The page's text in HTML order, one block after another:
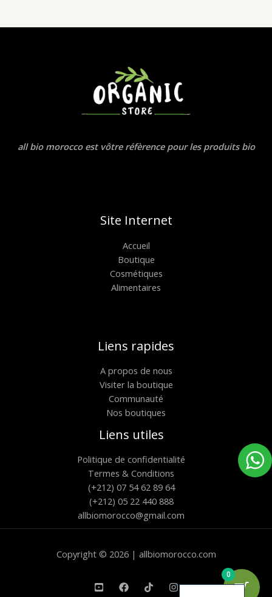
all bio morocco est vôtre réfèrence pour les produits bio
Site Internet
Accueil
Boutique
Cosmétiques
Alimentaires
Liens rapides
A propos de nous
Visiter la boutique
Communauté
Nos boutiques
Liens utiles
Politique de confidentialité
Termes & Conditions
(+212) 07 54 62 89 64
(+212) 05 22 440 888
allbiomorocco@gmail.com
Copyright © 2026 | allbiomorocco.com
0
English